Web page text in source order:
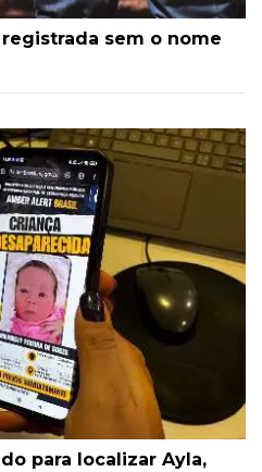
registrada sem o nome
para localizar Ayla,